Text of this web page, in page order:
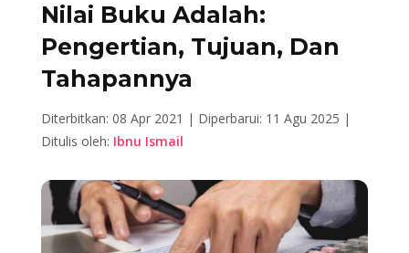
Nilai Buku Adalah:
Pengertian, Tujuan, Dan
Tahapannya
Diterbitkan: 08 Apr 2021 | Diperbarui: 11 Agu 2025 |
Ditulis oleh: Ibnu Ismail